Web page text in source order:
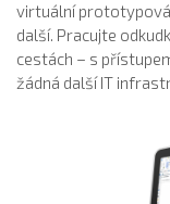
virtuální
další. Pracujte
cestách – s
žádná další IT